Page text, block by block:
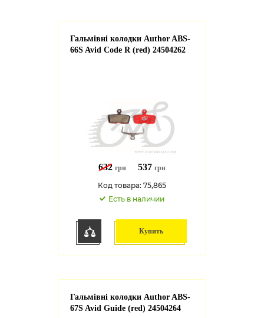
Гальмівні колодки Author ABS-
66S Avid Code R (red) 24504262
632 грн 537 грн
Код товара: 75,865
Есть в наличии
Купить
Гальмівні колодки Author ABS-
67S Avid Guide (red) 24504264